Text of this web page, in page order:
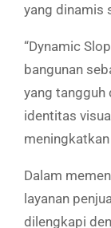
yang dinamis
“Dynamic
bangunan
yang tangguh
identitas
Dalam
layanan
dilengkapi